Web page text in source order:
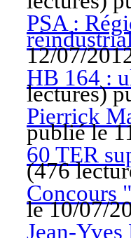
PSA :
12/07/
HB 164 :
lectures)
Pierrick
publié le
60 TER
(476
Concours
le 10/07/
Jean-